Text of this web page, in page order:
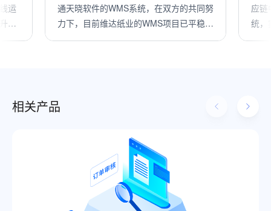
努
运
应链中台系统帮助中百物流集成多个系
统，实现园区式智能化仓储管理；通过大
小业态订单库存商品的统一管理，让不同
责达
分销
济发
相关产品